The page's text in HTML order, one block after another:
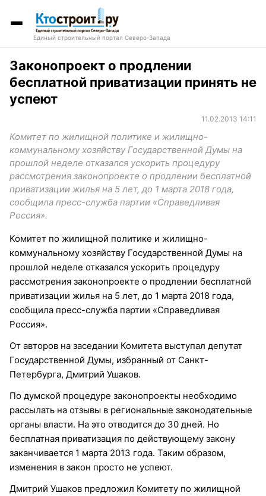
Единый строительный портал Северо-Запада
Законопроект о продлении
бесплатной приватизации принять не
успеют
11.02.2013 14:11
Комитет по жилищной политике и жилищно-
коммунальному хозяйству Государственной Думы на
прошлой неделе отказался ускорить процедуру
рассмотрения законопроекте о продлении бесплатной
приватизации жилья на 5 лет, до 1 марта 2018 года,
сообщила пресс-служба партии «Справедливая
Россия».
Комитет по жилищной политике и жилищно-
коммунальному хозяйству Государственной Думы на
прошлой неделе отказался ускорить процедуру
рассмотрения законопроекте о продлении бесплатной
приватизации жилья на 5 лет, до 1 марта 2018 года,
сообщила пресс-служба партии «Справедливая
Россия».
От авторов на заседании Комитета выступал депутат
Государственной Думы, избранный от Санкт-
Петербурга, Дмитрий Ушаков.
По думской процедуре законопроекты необходимо
рассылать на отзывы в региональные законодательные
органы власти. На это отводится до 30 дней. Но
бесплатная приватизация по действующему закону
заканчивается 1 марта 2013 года. Таким образом,
изменения в закон просто не успеют.
Дмитрий Ушаков предложил Комитету по жилищной